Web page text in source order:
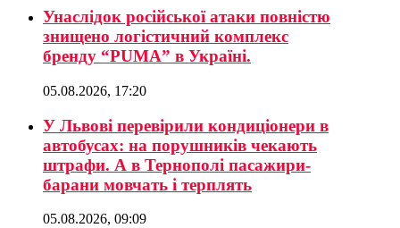
Унаслідок російської атаки повністю
знищено логістичний комплекс
бренду “PUMA” в Україні.
05.08.2026, 17:20
У Львові перевірили кондиціонери в
автобусах: на порушників чекають
штрафи. А в Тернополі пасажири-
барани мовчать і терплять
05.08.2026, 09:09